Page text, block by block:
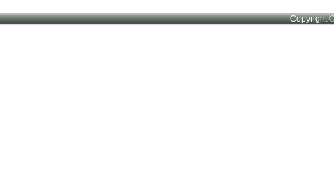
Copyright